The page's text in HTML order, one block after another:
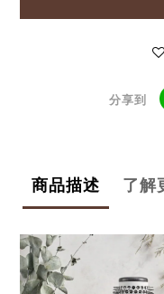
分享到
商品描述 了解